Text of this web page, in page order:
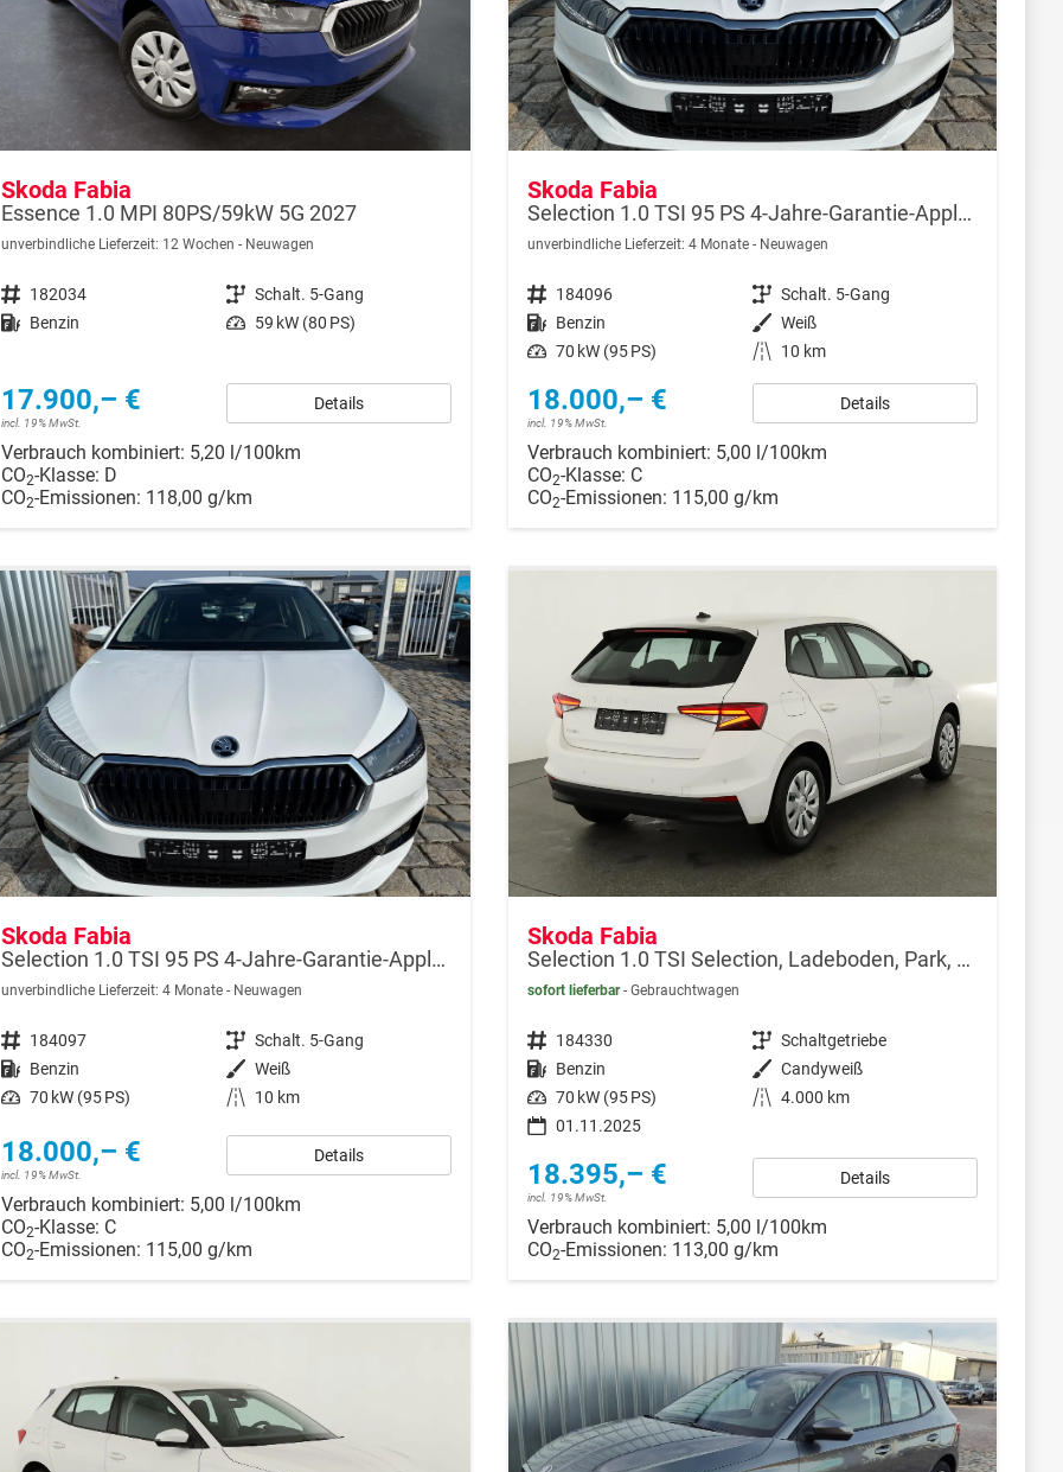
Skoda Fabia
Essence 1.0 MPI 80PS/59kW 5G 2027
unverbindliche Lieferzeit: 12 Wochen Neuwagen
Fahrzeugnr. 182034 Getriebe Schalt. 5-Gang
Kraftstoff Benzin Leistung 59 kW (80 PS)
17.900,– €
incl. 19% MwSt.
Details
Verbrauch kombiniert: 5,20 l/100km
CO2-Klasse: D
CO2-Emissionen: 118,00 g/km
Skoda Fabia
Selection 1.0 TSI 95 PS 4-Jahre-Garantie-AppleCarPlay-AndroidAuto-LED-PDC-Sitzheizung-DAB-Klima
unverbindliche Lieferzeit: 4 Monate Neuwagen
Fahrzeugnr. 184096 Getriebe Schalt. 5-Gang
Kraftstoff Benzin Außenfarbe Weiß
Leistung 70 kW (95 PS) Kilometerstand 10 km
18.000,– €
incl. 19% MwSt.
Details
Verbrauch kombiniert: 5,00 l/100km
CO2-Klasse: C
CO2-Emissionen: 115,00 g/km
Skoda Fabia
Selection 1.0 TSI 95 PS 4-Jahre-Garantie-AppleCarPlay-AndroidAuto-LED-PDC-Sitzheizung-DAB-Klima
unverbindliche Lieferzeit: 4 Monate Neuwagen
Fahrzeugnr. 184097 Getriebe Schalt. 5-Gang
Kraftstoff Benzin Außenfarbe Weiß
Leistung 70 kW (95 PS) Kilometerstand 10 km
18.000,– €
incl. 19% MwSt.
Details
Verbrauch kombiniert: 5,00 l/100km
CO2-Klasse: C
CO2-Emissionen: 115,00 g/km
Skoda Fabia
Selection 1.0 TSI Selection, Ladeboden, Park, Winterpaket, SmartLink, 4-J Garantie
sofort lieferbar Gebrauchtwagen
Fahrzeugnr. 184330 Getriebe Schaltgetriebe
Kraftstoff Benzin Außenfarbe Candyweiß
Leistung 70 kW (95 PS) Kilometerstand 4.000 km
01.11.2025
18.395,– €
incl. 19% MwSt.
Details
Verbrauch kombiniert: 5,00 l/100km
CO2-Emissionen: 113,00 g/km